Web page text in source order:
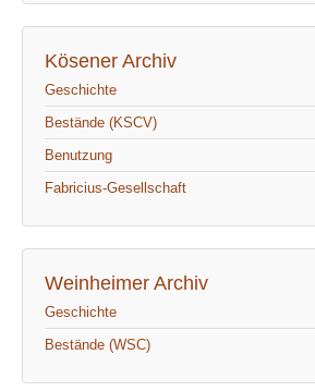
Kösener Archiv
Geschichte
Bestände (KSCV)
Benutzung
Fabricius-Gesellschaft
Weinheimer Archiv
Geschichte
Bestände (WSC)